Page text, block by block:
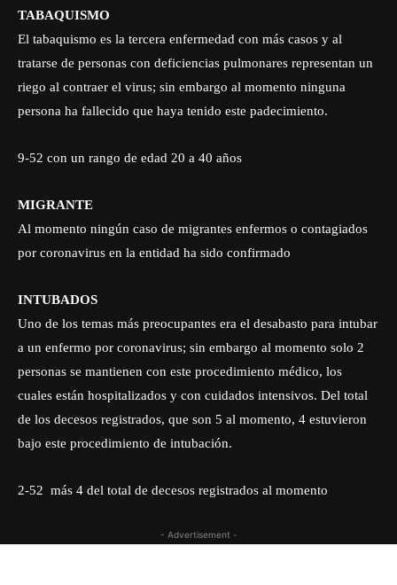
TABAQUISMO
El tabaquismo es la tercera enfermedad con más casos y al
tratarse de personas con deficiencias pulmonares representan un
riego al contraer el virus; sin embargo al momento ninguna
persona ha fallecido que haya tenido este padecimiento.
9-52 con un rango de edad 20 a 40 años
MIGRANTE
Al momento ningún caso de migrantes enfermos o contagiados
por coronavirus en la entidad ha sido confirmado
INTUBADOS
Uno de los temas más preocupantes era el desabasto para intubar
a un enfermo por coronavirus; sin embargo al momento solo 2
personas se mantienen con este procedimiento médico, los
cuales están hospitalizados y con cuidados intensivos. Del total
de los decesos registrados, que son 5 al momento, 4 estuvieron
bajo este procedimiento de intubación.
2-52 más 4 del total de decesos registrados al momento
- Advertisement -